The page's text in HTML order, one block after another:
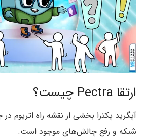
ارتقا Pectra چیست؟
آپگرید پکترا بخشی از نقشه راه اتریوم
شبکه و رفع چالش‌های موجود است.